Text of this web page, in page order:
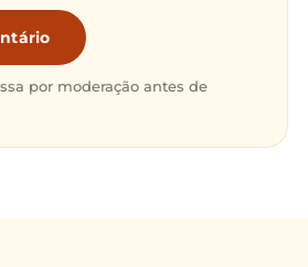
por moderação antes de